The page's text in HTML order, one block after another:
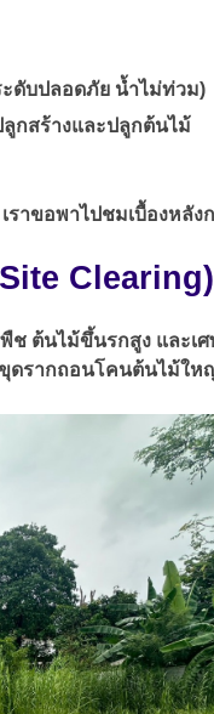
ะดับปลอดภัย น้ำไม่ท่วม)
กสร้างและปลูกต้นไม้
ราขอพาไปชมเบื้องหลั
Clearing)
ช ต้นไม้ขึ้นรกสูง และ
ขุดรากถอนโคนต้นไ